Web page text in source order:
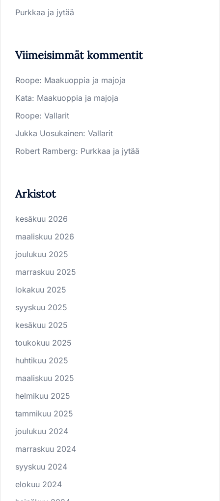
Purkkaa ja jytää
Viimeisimmät kommentit
Roope: Maakuoppia ja majoja
Kata: Maakuoppia ja majoja
Roope: Vallarit
Jukka Uosukainen: Vallarit
Robert Ramberg: Purkkaa ja jytää
Arkistot
kesäkuu 2026
maaliskuu 2026
joulukuu 2025
marraskuu 2025
lokakuu 2025
syyskuu 2025
kesäkuu 2025
toukokuu 2025
huhtikuu 2025
maaliskuu 2025
helmikuu 2025
tammikuu 2025
joulukuu 2024
marraskuu 2024
syyskuu 2024
elokuu 2024